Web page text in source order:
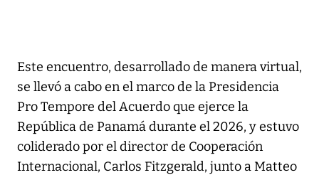
Este encuentro, desarrollado de manera virtual,
se llevó a cabo en el marco de la Presidencia
Pro Tempore del Acuerdo que ejerce la
República de Panamá durante el 2026, y estuvo
coliderado por el director de Cooperación
Internacional, Carlos Fitzgerald, junto a Matteo